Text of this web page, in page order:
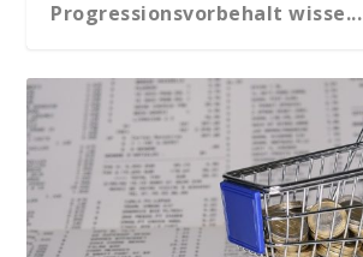
Progressionsvorbehalt wisse...